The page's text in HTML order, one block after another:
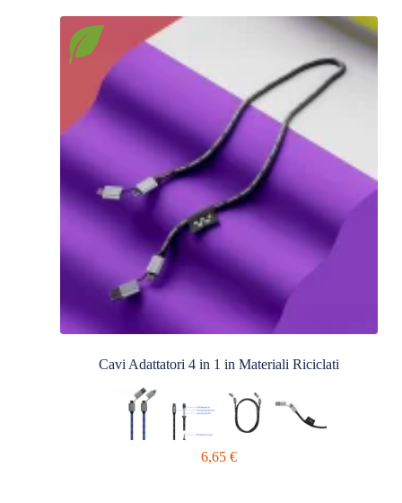
Cavi Adattatori 4 in 1 in Materiali Riciclati
6,65 €